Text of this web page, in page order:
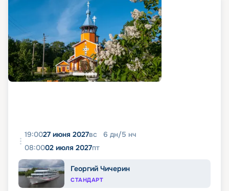
19:0027 июня 2027вс 6 дн/5 нч
08:0002 июля 2027пт
Георгий Чичерин
СТАНДАРТ